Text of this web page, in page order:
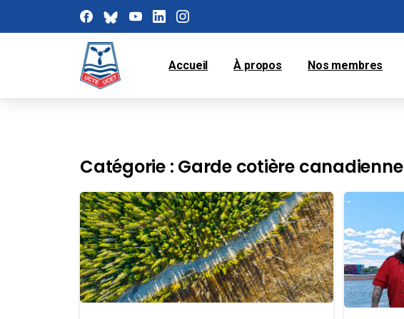
Accueil À propos Nos membres
Catégorie : Garde cotière canadienne